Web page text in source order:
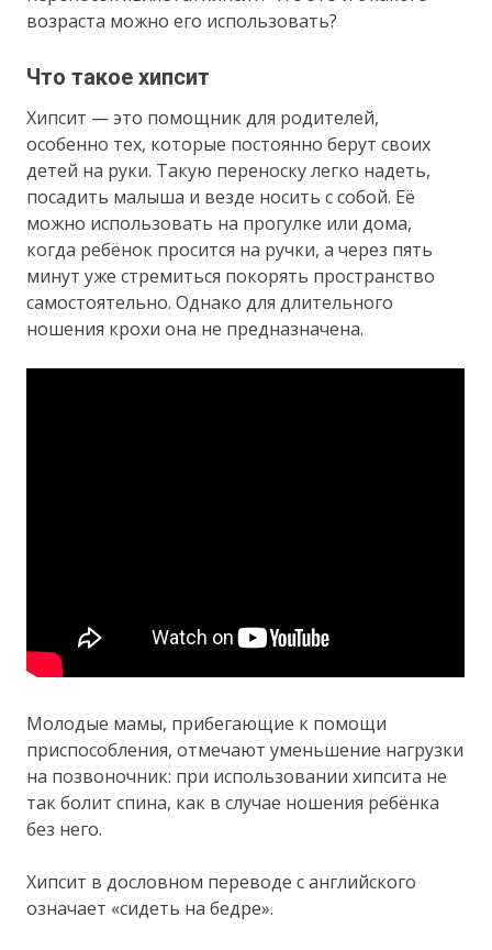
возраста можно его использовать?
Что такое хипсит
Хипсит — это помощник для родителей,
особенно тех, которые постоянно берут своих
детей на руки. Такую переноску легко надеть,
посадить малыша и везде носить с собой. Её
можно использовать на прогулке или дома,
когда ребёнок просится на ручки, а через пять
минут уже стремиться покорять пространство
самостоятельно. Однако для длительного
ношения крохи она не предназначена.
Молодые мамы, прибегающие к помощи
приспособления, отмечают уменьшение нагрузки
на позвоночник: при использовании хипсита не
так болит спина, как в случае ношения ребёнка
без него.
Хипсит в дословном переводе с английского
означает «сидеть на бедре».